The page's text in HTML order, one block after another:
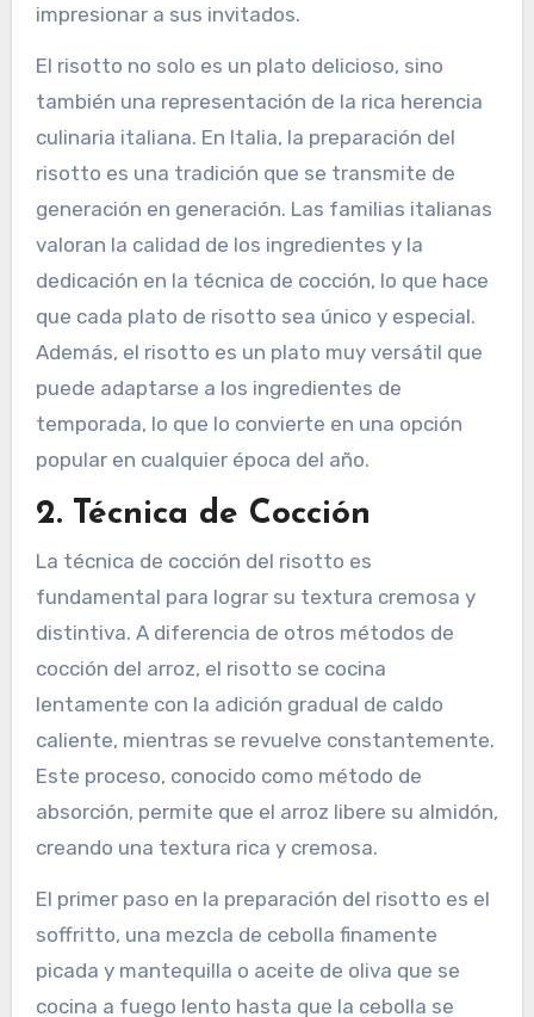
impresionar a sus invitados.
El risotto no solo es un plato delicioso, sino
también una representación de la rica herencia
culinaria italiana. En Italia, la preparación del
risotto es una tradición que se transmite de
generación en generación. Las familias italianas
valoran la calidad de los ingredientes y la
dedicación en la técnica de cocción, lo que hace
que cada plato de risotto sea único y especial.
Además, el risotto es un plato muy versátil que
puede adaptarse a los ingredientes de
temporada, lo que lo convierte en una opción
popular en cualquier época del año.
2. Técnica de Cocción
La técnica de cocción del risotto es
fundamental para lograr su textura cremosa y
distintiva. A diferencia de otros métodos de
cocción del arroz, el risotto se cocina
lentamente con la adición gradual de caldo
caliente, mientras se revuelve constantemente.
Este proceso, conocido como método de
absorción, permite que el arroz libere su almidón,
creando una textura rica y cremosa.
El primer paso en la preparación del risotto es el
soffritto, una mezcla de cebolla finamente
picada y mantequilla o aceite de oliva que se
cocina a fuego lento hasta que la cebolla se